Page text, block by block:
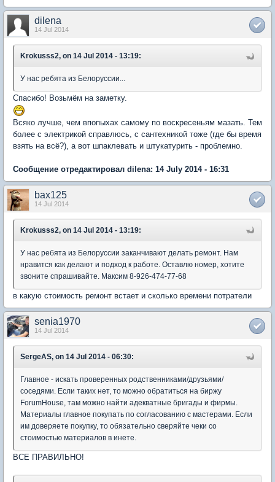
dilena
14 Jul 2014
Krokusss2, on 14 Jul 2014 - 13:19:
У нас ребята из Белоруссии...
Спасибо! Возьмём на заметку.
Всяко лучше, чем впопыхах самому по воскресеньям мазать. Тем
более с электрикой справлюсь, с сантехникой тоже (где бы время
взять на всё?), а вот шпаклевать и штукатурить - проблемно.
Сообщение отредактировал dilena: 14 July 2014 - 16:31
bax125
14 Jul 2014
Krokusss2, on 14 Jul 2014 - 13:19:
У нас ребята из Белоруссии заканчивают делать ремонт. Нам
нравится как делают и подход к работе. Оставлю номер, хотите
звоните спрашивайте. Максим 8-926-474-77-68
в какую стоимость ремонт встает и сколько времени потратели
senia1970
14 Jul 2014
SergeAS, on 14 Jul 2014 - 06:30:
Главное - искать проверенных родственниками/друзьями/
соседями. Если таких нет, то можно обратиться на биржу
ForumHouse, там можно найти адекватные бригады и фирмы.
Материалы главное покупать по согласованию с мастерами. Если
им доверяете покупку, то обязательно сверяйте чеки со
стоимостью материалов в инете.
ВСЕ ПРАВИЛЬНО!